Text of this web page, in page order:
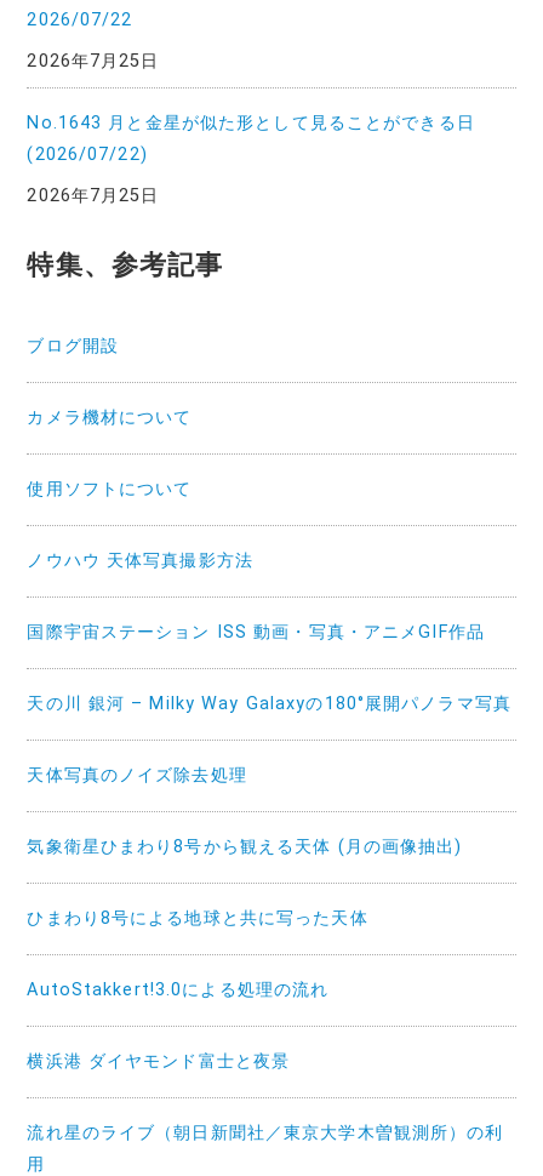
2026/07/22
2026年7月25日
No.1643 月と金星が似た形として見ることができる日
(2026/07/22)
2026年7月25日
特集、参考記事
ブログ開設
カメラ機材について
使用ソフトについて
ノウハウ 天体写真撮影方法
国際宇宙ステーション ISS 動画・写真・アニメGIF作品
天の川 銀河 – Milky Way Galaxyの180°展開パノラマ写真
天体写真のノイズ除去処理
気象衛星ひまわり8号から観える天体 (月の画像抽出)
ひまわり8号による地球と共に写った天体
AutoStakkert!3.0による処理の流れ
横浜港 ダイヤモンド富士と夜景
流れ星のライブ（朝日新聞社／東京大学木曽観測所）の利
用